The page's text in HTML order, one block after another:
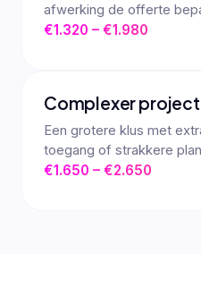
afwerking de offerte
€1.320 – €1.980
Complexer project
Een grotere klus met
toegang of strakkere
€1.650 – €2.650